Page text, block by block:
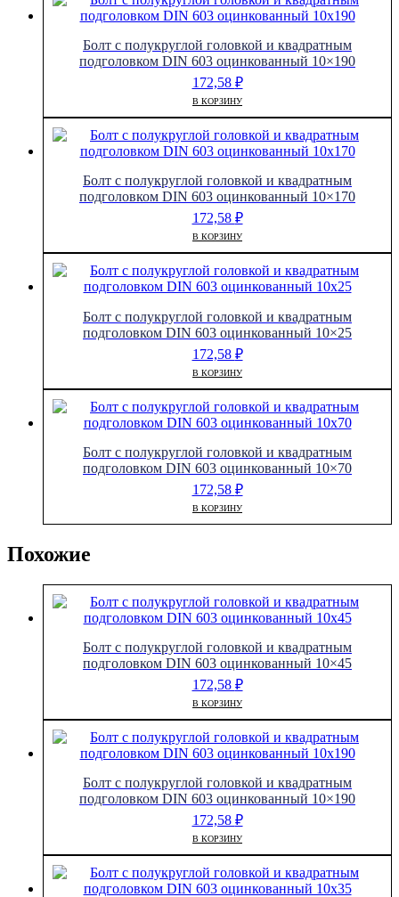
Болт с полукруглой головкой и квадратным
подголовком DIN 603 оцинкованный 10×190
172,58 ₽
В КОРЗИНУ
Болт с полукруглой головкой и квадратным
подголовком DIN 603 оцинкованный 10×170
172,58 ₽
В КОРЗИНУ
Болт с полукруглой головкой и квадратным
подголовком DIN 603 оцинкованный 10×25
172,58 ₽
В КОРЗИНУ
Болт с полукруглой головкой и квадратным
подголовком DIN 603 оцинкованный 10×70
172,58 ₽
В КОРЗИНУ
Похожие
Болт с полукруглой головкой и квадратным
подголовком DIN 603 оцинкованный 10×45
172,58 ₽
В КОРЗИНУ
Болт с полукруглой головкой и квадратным
подголовком DIN 603 оцинкованный 10×190
172,58 ₽
В КОРЗИНУ